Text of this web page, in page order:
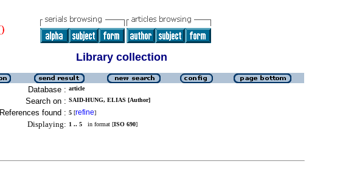
Library collection
Database : article
Search on : SAID-HUNG, ELIAS [Author]
References found : 5 [refine]
Displaying: 1 .. 5 in format [ISO 690]